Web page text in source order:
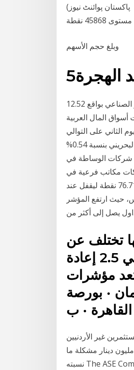
(پاکستان پوائنٹ نیوز ‎‎‎ 22 كانون الثاني 2021ء) أنهى مؤشر بورصة كراتشي كبرى أسواق الأسهم الباكستانية
وبلغ حجم الأسهم
وجاء أداء مؤشرات الأسهم الأمريكية بحلول الإغلاق كالآتي: انخفض مؤشر الداو جونز الصناعي بواقع 12.52
لهذا اليوم عند مستويات 17900.10 نقطة. أنهت أسواق المال العربية
لليوم الثاني على التوالي
4.74% من مؤشرها العام وتلاها مؤشر سوق مسقط الذي فقد 0.58% والسوق البحريني بنسبة 0.54%
شركات الوساطة في
مكاتب فرعية في
معظم المدن الفلسطينية. أغلق مؤشر الأسهم السعودية الرئيسية اليوم الأحد منخفضاً 76.71 نقطة ليقفل عند
حيث ارتفع المؤشر
تختلف عن
غيرها من الأسواق، فهي لا تعرض ولا تملك في 2.5 إعادة
الثروة; 2.6 تحفز حوكمة الشركات; 2.7 تعد مؤشرات
· بورصة
القاهرة · ب
غير الأردنيين
والتي تمت من خلال التداول في البورصة خلال شهر كانون الأول 2020 بلغت 9.9 مليون دينار مشكلة ما
نسبته The ASE Company aims to operate, manage and develop the operations and activities